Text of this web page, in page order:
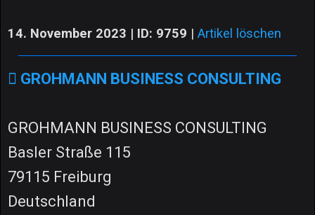
14. November 2023 | ID: 9759 | Artikel löschen
GROHMANN BUSINESS CONSULTING
GROHMANN BUSINESS CONSULTING
Basler Straße 115
79115 Freiburg
Deutschland